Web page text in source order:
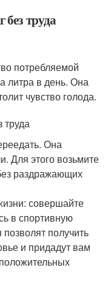
без труда
потребляемой
литра в день. Она
чувство голода.
труда
Она
Для этого возьмите
раздражающих
совершайте
в спортивную
получить
и придадут вам